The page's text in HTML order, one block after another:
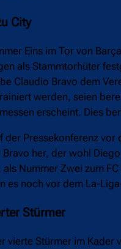
City
Eins im Tor von
als Stammtorhüter
Claudio Bravo dem
werden, seien
erscheint. Dies
der Pressekonferenz
Bravo her, der wohl
Nummer Zwei zum
es noch vor dem La-
Stürmer
vierte Stürmer im